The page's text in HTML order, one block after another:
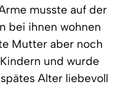
musste auf der
bei ihnen wohnen
Mutter aber noch
und wurde
Alter liebevoll